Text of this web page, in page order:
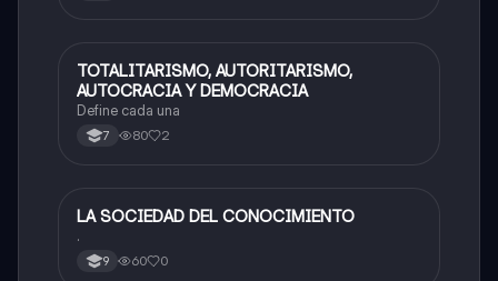
Sociales/Historia
TOTALITARISMO, AUTORITARISMO,
AUTOCRACIA Y DEMOCRACIA
Define cada una
7 80 2
Sociales/Historia
LA SOCIEDAD DEL CONOCIMIENTO
.
9 60 0